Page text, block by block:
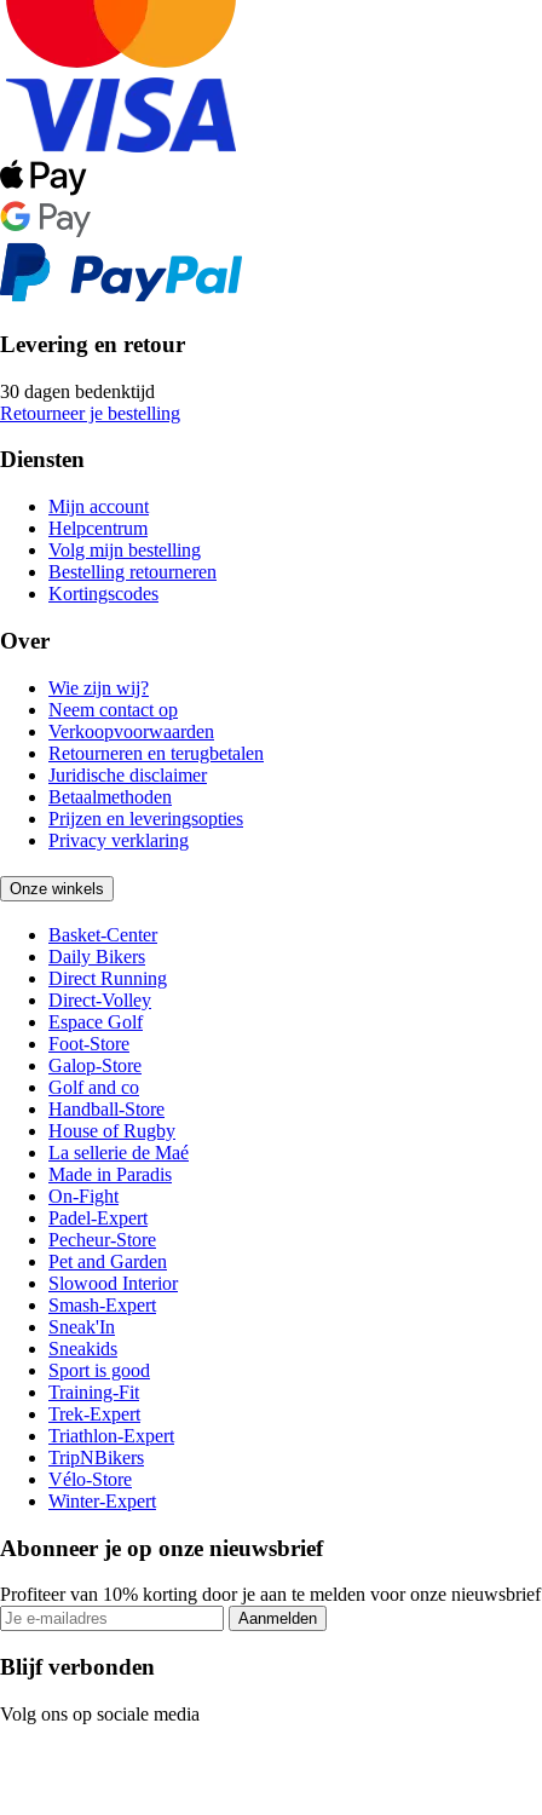
Levering en retour
30 dagen bedenktijd
Retourneer je bestelling
Diensten
Mijn account
Helpcentrum
Volg mijn bestelling
Bestelling retourneren
Kortingscodes
Over
Wie zijn wij?
Neem contact op
Verkoopvoorwaarden
Retourneren en terugbetalen
Juridische disclaimer
Betaalmethoden
Prijzen en leveringsopties
Privacy verklaring
Onze winkels
Basket-Center
Daily Bikers
Direct Running
Direct-Volley
Espace Golf
Foot-Store
Galop-Store
Golf and co
Handball-Store
House of Rugby
La sellerie de Maé
Made in Paradis
On-Fight
Padel-Expert
Pecheur-Store
Pet and Garden
Slowood Interior
Smash-Expert
Sneak'In
Sneakids
Sport is good
Training-Fit
Trek-Expert
Triathlon-Expert
TripNBikers
Vélo-Store
Winter-Expert
Abonneer je op onze nieuwsbrief
Profiteer van 10% korting door je aan te melden voor onze nieuwsbrief
Aanmelden
Blijf verbonden
Volg ons op sociale media